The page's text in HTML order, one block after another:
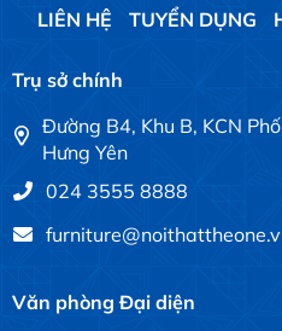
LIÊN HỆ TUYỂN DỤNG
Trụ sở chính
Đường B4, Khu B, KCN
Hưng Yên
024 3555 8888
Văn phòng Đại diện